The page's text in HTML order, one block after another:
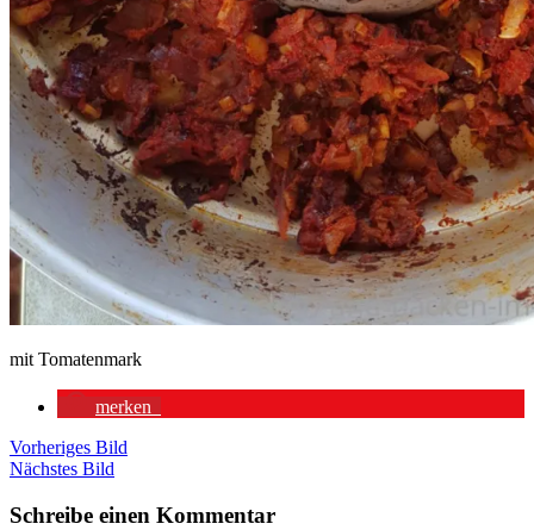
mit Tomatenmark
merken
Vorheriges Bild
Nächstes Bild
Schreibe einen Kommentar